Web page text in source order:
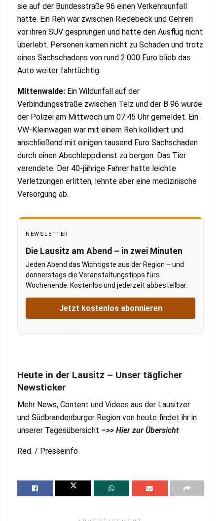
sie auf der Bundesstraße 96 einen Verkehrsunfall
hatte. Ein Reh war zwischen Riedebeck und Gehren
vor ihren SUV gesprungen und hatte den Ausflug nicht
überlebt. Personen kamen nicht zu Schaden und trotz
eines Sachschadens von rund 2.000 Euro blieb das
Auto weiter fahrtüchtig.
Mittenwalde: Ein Wildunfall auf der
Verbindungsstraße zwischen Telz und der B 96 wurde
der Polizei am Mittwoch um 07:45 Uhr gemeldet. Ein
VW-Kleinwagen war mit einem Reh kollidiert und
anschließend mit einigen tausend Euro Sachschaden
durch einen Abschleppdienst zu bergen. Das Tier
verendete. Der 40-jährige Fahrer hatte leichte
Verletzungen erlitten, lehnte aber eine medizinische
Versorgung ab.
NEWSLETTER
Die Lausitz am Abend – in zwei Minuten
Jeden Abend das Wichtigste aus der Region – und
donnerstags die Veranstaltungstipps fürs
Wochenende. Kostenlos und jederzeit abbestellbar.
Jetzt kostenlos abonnieren
Heute in der Lausitz – Unser täglicher
Newsticker
Mehr News, Content und Videos aus der Lausitzer
und Südbrandenburger Region von heute findet ihr in
unserer Tagesübersicht –>> Hier zur Übersicht
Red. / Presseinfo